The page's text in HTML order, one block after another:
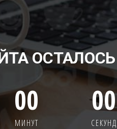
ОСТАЛОСЬ
00
МИНУТ
00
СЕКУНД